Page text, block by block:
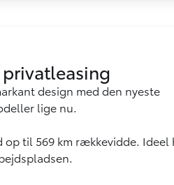
design med den nyeste
lige nu.
til 569 km rækkevidde. Ideel